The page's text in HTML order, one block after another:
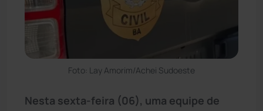
Foto: Lay Amorim/Achei Sudoeste
Nesta sexta-feira (06), uma equipe de